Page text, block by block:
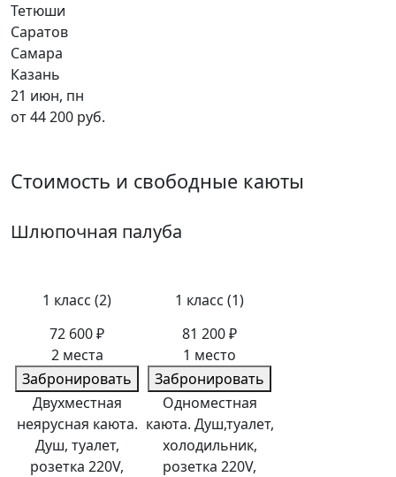
Тетюши
Саратов
Самара
Казань
21 июн, пн
от 44 200 руб.
Стоимость и свободные каюты
Шлюпочная палуба
1 класс (2)
72 600 ₽
2 места
Забронировать
Двухместная
неярусная каюта.
Душ, туалет,
розетка 220V,
1 класс (1)
81 200 ₽
1 место
Забронировать
Одноместная
каюта. Душ,туалет,
холодильник,
розетка 220V,